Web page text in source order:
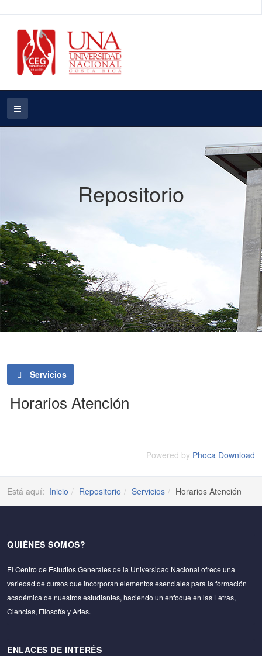
Repositorio
Servicios
Horarios Atención
Powered by Phoca Download
Está aquí: Inicio Repositorio Servicios Horarios Atención
QUIÉNES SOMOS?
El Centro de Estudios Generales de la Universidad Nacional ofrece una
variedad de cursos que incorporan elementos esenciales para la formación
académica de nuestros estudiantes, haciendo un enfoque en las Letras,
Ciencias, Filosofía y Artes.
ENLACES DE INTERÉS